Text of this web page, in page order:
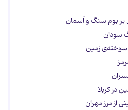
بر بوم سنگ و آسمان
سودان
سوخته‌ی زمین
در کربلا
از مرز مهران